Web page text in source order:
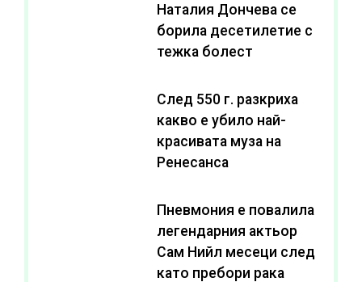
Наталия Дончева се
борила десетилетие с
тежка болест
След 550 г. разкриха
какво е убило най-
красивата муза на
Ренесанса
Пневмония е повалила
легендарния актьор
Сам Нийл месеци след
като пребори рака